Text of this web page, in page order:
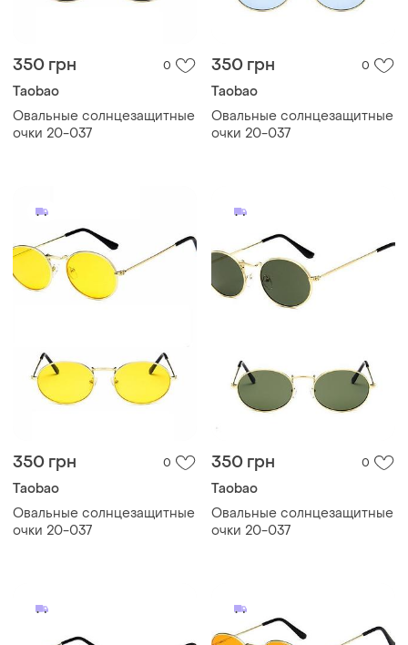
350 грн 0
Taobao
Овальные солнцезащитные
очки 20-037
350 грн 0
Taobao
Овальные солнцезащитные
очки 20-037
350 грн 0
Taobao
Овальные солнцезащитные
очки 20-037
350 грн 0
Taobao
Овальные солнцезащитные
очки 20-037